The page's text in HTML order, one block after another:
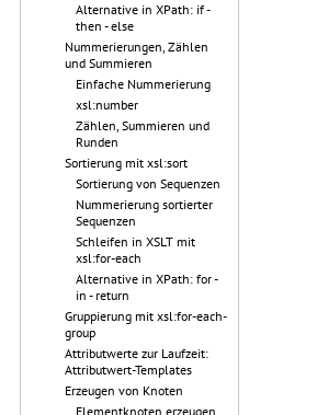
Alternative in XPath: if -
then - else
Nummerierungen, Zählen
und Summieren
Einfache Nummerierung
xsl:number
Zählen, Summieren und
Runden
Sortierung mit xsl:sort
Sortierung von Sequenzen
Nummerierung sortierter
Sequenzen
Schleifen in XSLT mit
xsl:for-each
Alternative in XPath: for -
in - return
Gruppierung mit xsl:for-each-
group
Attributwerte zur Laufzeit:
Attributwert-Templates
Erzeugen von Knoten
Elementknoten erzeugen